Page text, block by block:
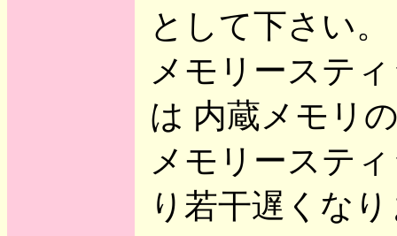
として下さい。
メモリーステ
は 内蔵メモリ
メモリーステ
り若干遅くな